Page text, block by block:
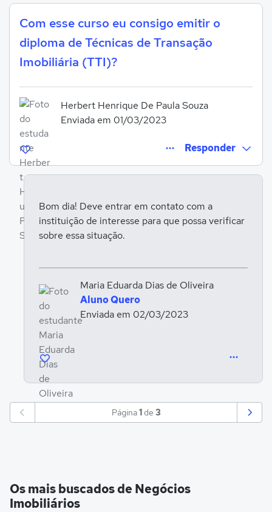
Com esse curso eu consigo emitir o
diploma de Técnicas de Transação
Imobiliária (TTI)?
Herbert Henrique De Paula Souza
Enviada em 01/03/2023
Responder
Entrar para responder
Bom dia! Deve entrar em contato com a
instituição de interesse para que possa verificar
sobre essa situação.
Maria Eduarda Dias de Oliveira
Aluno Quero
Enviada em 02/03/2023
Página1de 3
Os mais buscados de Negócios
Imobiliários